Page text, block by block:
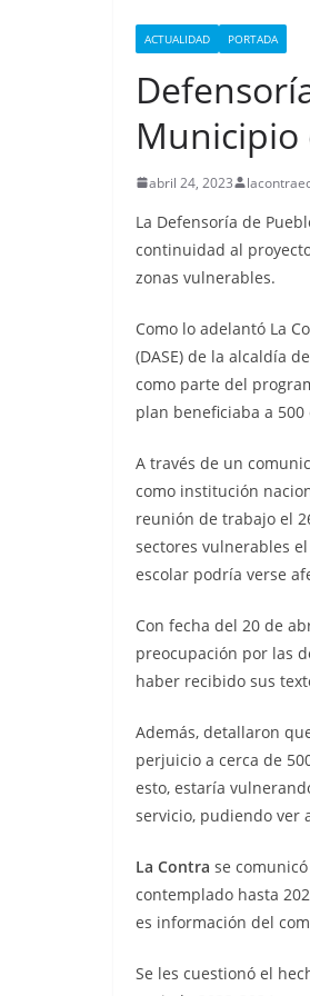
ACTUALIDAD PORTADA
abril 24, 2023 lacontraec
La Defensoría de
continuidad al
zonas vulnerables.
Como lo adelantó La
(DASE) de la alcaldía
como parte del
plan beneficiaba a
A través de un
como institución
reunión de trabajo el
sectores vulnerables
escolar podría verse
Con fecha del 20 de
preocupación por las
haber recibido sus
Además, detallaron
perjuicio a cerca de
esto, estaría
servicio, pudiendo ver
La Contra se
contemplado hasta
es información del
Se les cuestionó el